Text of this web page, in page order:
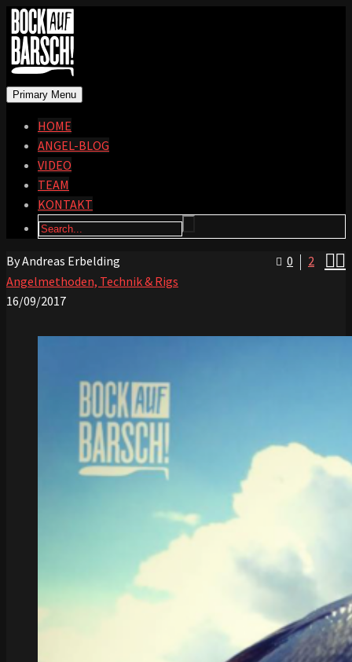
Primary Menu
HOME
ANGEL-BLOG
VIDEO
TEAM
KONTAKT
0 2 
By Andreas Erbelding
Angelmethoden, Technik & Rigs
16/09/2017